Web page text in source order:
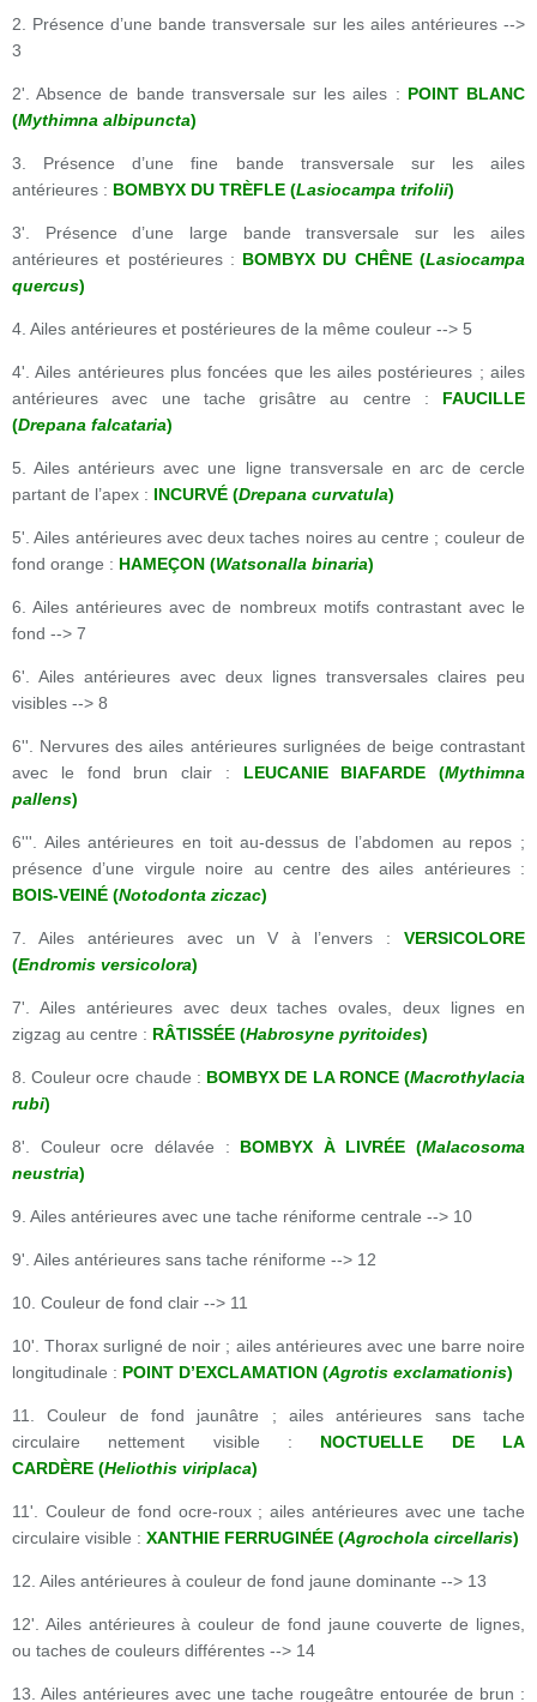
2. Présence d’une bande transversale sur les ailes antérieures -->
3
2'. Absence de bande transversale sur les ailes : POINT BLANC
(Mythimna albipuncta)
3. Présence d’une fine bande transversale sur les ailes
antérieures : BOMBYX DU TRÈFLE (Lasiocampa trifolii)
3'. Présence d’une large bande transversale sur les ailes
antérieures et postérieures : BOMBYX DU CHÊNE (Lasiocampa
quercus)
4. Ailes antérieures et postérieures de la même couleur --> 5
4'. Ailes antérieures plus foncées que les ailes postérieures ; ailes
antérieures avec une tache grisâtre au centre : FAUCILLE
(Drepana falcataria)
5. Ailes antérieurs avec une ligne transversale en arc de cercle
partant de l’apex : INCURVÉ (Drepana curvatula)
5'. Ailes antérieures avec deux taches noires au centre ; couleur de
fond orange : HAMEÇON (Watsonalla binaria)
6. Ailes antérieures avec de nombreux motifs contrastant avec le
fond --> 7
6'. Ailes antérieures avec deux lignes transversales claires peu
visibles --> 8
6''. Nervures des ailes antérieures surlignées de beige contrastant
avec le fond brun clair : LEUCANIE BIAFARDE (Mythimna
pallens)
6'''. Ailes antérieures en toit au-dessus de l’abdomen au repos ;
présence d’une virgule noire au centre des ailes antérieures :
BOIS-VEINÉ (Notodonta ziczac)
7. Ailes antérieures avec un V à l’envers : VERSICOLORE
(Endromis versicolora)
7'. Ailes antérieures avec deux taches ovales, deux lignes en
zigzag au centre : RÂTISSÉE (Habrosyne pyritoides)
8. Couleur ocre chaude : BOMBYX DE LA RONCE (Macrothylacia
rubi)
8'. Couleur ocre délavée : BOMBYX À LIVRÉE (Malacosoma
neustria)
9. Ailes antérieures avec une tache réniforme centrale --> 10
9'. Ailes antérieures sans tache réniforme --> 12
10. Couleur de fond clair --> 11
10'. Thorax surligné de noir ; ailes antérieures avec une barre noire
longitudinale : POINT D’EXCLAMATION (Agrotis exclamationis)
11. Couleur de fond jaunâtre ; ailes antérieures sans tache
circulaire nettement visible : NOCTUELLE DE LA
CARDÈRE (Heliothis viriplaca)
11'. Couleur de fond ocre-roux ; ailes antérieures avec une tache
circulaire visible : XANTHIE FERRUGINÉE (Agrochola circellaris)
12. Ailes antérieures à couleur de fond jaune dominante --> 13
12'. Ailes antérieures à couleur de fond jaune couverte de lignes,
ou taches de couleurs différentes --> 14
13. Ailes antérieures avec une tache rougeâtre entourée de brun :